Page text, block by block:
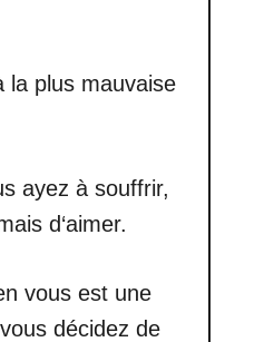
la plus mauvaise
ayez à souffrir,
d‘aimer.
vous est une
décidez de